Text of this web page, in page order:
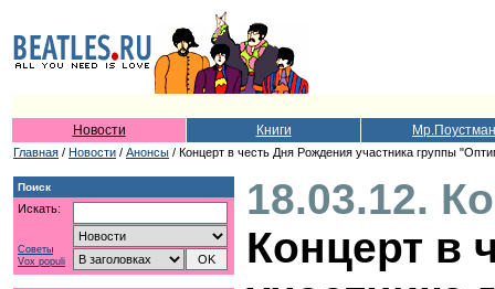
Новости Книги Мр.Поустман
Главная / Новости / Анонсы / Концерт в честь Дня Рождения участника группы
Поиск
Искать:
Советы
Vox populi
18.03.12.
Концерт в